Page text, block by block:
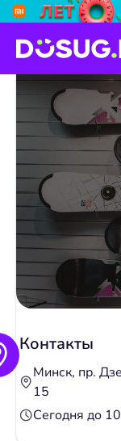
Контакты
Минск, пр.
15
Сегодня до